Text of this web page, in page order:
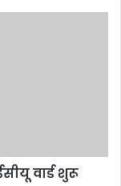
वार्ड शुरू